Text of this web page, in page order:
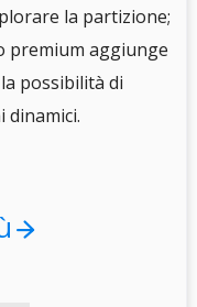
la partizione;
premium aggiunge
possibilità di
dinamici.